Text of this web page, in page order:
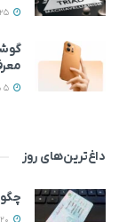
داغ‌ترین‌های روز